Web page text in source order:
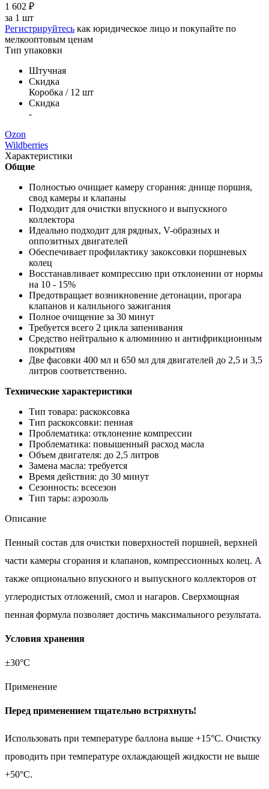
1 602 ₽
за 1 шт
Регистрируйтесь как юридическое лицо и покупайте по
мелкооптовым ценам
Тип упаковки
Штучная
Скидка
Коробка / 12 шт
Скидка
-
Ozon
Wildberries
Характеристики
Общие
Полностью очищает камеру сгорания: днище поршня,
свод камеры и клапаны
Подходит для очистки впускного и выпускного
коллектора
Идеально подходит для рядных, V-образных и
оппозитных двигателей
Обеспечивает профилактику закоксовки поршневых
колец
Восстанавливает компрессию при отклонении от нормы
на 10 - 15%
Предотвращает возникновение детонации, прогара
клапанов и калильного зажигания
Полное очищение за 30 минут
Требуется всего 2 цикла запенивания
Средство нейтрально к алюминию и антифрикционным
покрытиям
Две фасовки 400 мл и 650 мл для двигателей до 2,5 и 3,5
литров соответственно.
Технические характеристики
Тип товара: раскоксовка
Тип раскоксовки: пенная
Проблематика: отклонение компрессии
Проблематика: повышенный расход масла
Объем двигателя: до 2,5 литров
Замена масла: требуется
Время действия: до 30 минут
Сезонность: всесезон
Тип тары: аэрозоль
Описание
Пенный состав для очистки поверхностей поршней, верхней
части камеры сгорания и клапанов, компрессионных колец. А
также опционально впускного и выпускного коллекторов от
углеродистых отложений, смол и нагаров. Сверхмощная
пенная формула позволяет достичь максимального результата.
Условия хранения
±30°С
Применение
Перед применением тщательно встряхнуть!
Использовать при температуре баллона выше +15°C. Очистку
проводить при температуре охлаждающей жидкости не выше
+50°C.